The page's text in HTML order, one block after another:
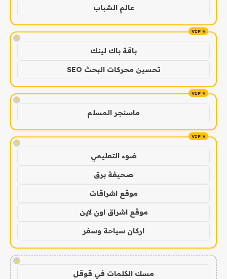
عالم الشباب
!
باقة باك لينك
تحسين محركات البحث SEO
!
ماسنجر المسلم
!
ضوء التعليمي
صحيفة برق
موقع اشراقات
موقع اشراق اون لاين
اركان سياحة وسفر
!
مسك الكلمات في قوقل